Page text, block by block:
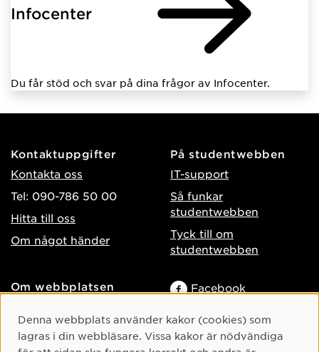
Infocenter
Du får stöd och svar på dina frågor av Infocenter.
Kontaktuppgifter
Kontakta oss
Tel: 090-786 50 00
Hitta till oss
Om något händer
På studentwebben
IT-support
Så funkar
studentwebben
Tyck till om
studentwebben
Om webbplatsen
Behandling av
personuppgifter
Facebook
TikTok
Cookie-samtycke
Denna webbplats använder kakor (cookies) som
lagras i din webbläsare. Vissa kakor är nödvändiga